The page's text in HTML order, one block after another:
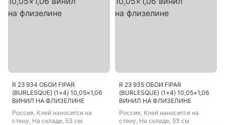
R 23 934 ОБОИ FIPAR
(BURLESQUE) (1×4) 10,05×1,06
ВИНИЛ НА ФЛИЗЕЛИНЕ
Россия, Клей наносится на
стену, На складе, 53 см
R 23 935 ОБОИ FIPAR
(BURLESQUE) (1×4) 10,05×1,06
ВИНИЛ НА ФЛИЗЕЛИНЕ
Россия, Клей наносится на
стену, На складе, 53 см